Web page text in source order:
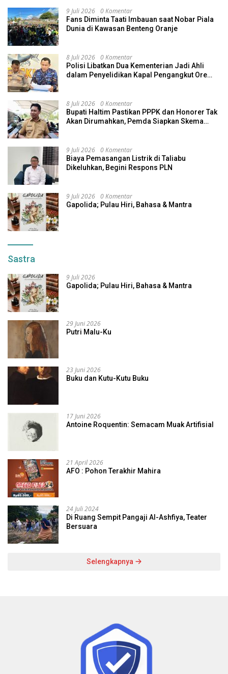
9 Juli 2026 0 Komentar
Fans Diminta Taati Imbauan saat Nobar Piala
Dunia di Kawasan Benteng Oranje
8 Juli 2026 0 Komentar
Polisi Libatkan Dua Kementerian Jadi Ahli
dalam Penyelidikan Kapal Pengangkut Ore
8 Juli 2026 0 Komentar
Bupati Haltim Pastikan PPPK dan Honorer Tak
Akan Dirumahkan, Pemda Siapkan Skema
9 Juli 2026 0 Komentar
Biaya Pemasangan Listrik di Taliabu
Dikeluhkan, Begini Respons PLN
9 Juli 2026 0 Komentar
Gapolida; Pulau Hiri, Bahasa & Mantra
Sastra
9 Juli 2026
Gapolida; Pulau Hiri, Bahasa & Mantra
29 Juni 2026
Putri Malu-Ku
23 Juni 2026
Buku dan Kutu-Kutu Buku
17 Juni 2026
Antoine Roquentin: Semacam Muak Artifisial
21 April 2026
AFO : Pohon Terakhir Mahira
24 Juli 2024
Di Ruang Sempit Pangaji Al-Ashfiya, Teater
Bersuara
Selengkapnya